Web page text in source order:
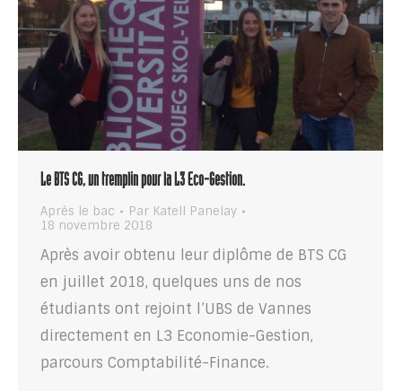
Le BTS CG, un tremplin pour la L3 Eco-Gestion.
Après le bac Par Katell Panelay
18 novembre 2018
Après avoir obtenu leur diplôme de BTS CG
en juillet 2018, quelques uns de nos
étudiants ont rejoint l’UBS de Vannes
directement en L3 Economie-Gestion,
parcours Comptabilité-Finance.